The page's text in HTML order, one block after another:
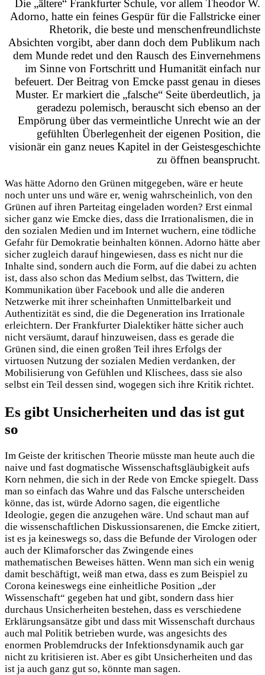
Die „ältere“ Frankfurter Schule, vor allem Theodor W.
Adorno, hatte ein feines Gespür für die Fallstricke einer
Rhetorik, die beste und menschenfreundlichste
Absichten vorgibt, aber dann doch dem Publikum nach
dem Munde redet und den Rausch des Einvernehmens
im Sinne von Fortschritt und Humanität einfach nur
befeuert. Der Beitrag von Emcke passt genau in dieses
Muster. Er markiert die „falsche“ Seite überdeutlich, ja
geradezu polemisch, berauscht sich ebenso an der
Empörung über das vermeintliche Unrecht wie an der
gefühlten Überlegenheit der eigenen Position, die
visionär ein ganz neues Kapitel in der Geistesgeschichte
zu öffnen beansprucht.
Was hätte Adorno den Grünen mitgegeben, wäre er heute
noch unter uns und wäre er, wenig wahrscheinlich, von den
Grünen auf ihren Parteitag eingeladen worden? Erst einmal
sicher ganz wie Emcke dies, dass die Irrationalismen, die in
den sozialen Medien und im Internet wuchern, eine tödliche
Gefahr für Demokratie beinhalten können. Adorno hätte aber
sicher zugleich darauf hingewiesen, dass es nicht nur die
Inhalte sind, sondern auch die Form, auf die dabei zu achten
ist, dass also schon das Medium selbst, das Twittern, die
Kommunikation über Facebook und alle die anderen
Netzwerke mit ihrer scheinhaften Unmittelbarkeit und
Authentizität es sind, die die Degeneration ins Irrationale
erleichtern. Der Frankfurter Dialektiker hätte sicher auch
nicht versäumt, darauf hinzuweisen, dass es gerade die
Grünen sind, die einen großen Teil ihres Erfolgs der
virtuosen Nutzung der sozialen Medien verdanken, der
Mobilisierung von Gefühlen und Klischees, dass sie also
selbst ein Teil dessen sind, wogegen sich ihre Kritik richtet.
Es gibt Unsicherheiten und das ist gut
so
Im Geiste der kritischen Theorie müsste man heute auch die
naive und fast dogmatische Wissenschaftsgläubigkeit aufs
Korn nehmen, die sich in der Rede von Emcke spiegelt. Dass
man so einfach das Wahre und das Falsche unterscheiden
könne, das ist, würde Adorno sagen, die eigentliche
Ideologie, gegen die anzugehen wäre. Und schaut man auf
die wissenschaftlichen Diskussionsarenen, die Emcke zitiert,
ist es ja keineswegs so, dass die Befunde der Virologen oder
auch der Klimaforscher das Zwingende eines
mathematischen Beweises hätten. Wenn man sich ein wenig
damit beschäftigt, weiß man etwa, dass es zum Beispiel zu
Corona keineswegs eine einheitliche Position „der
Wissenschaft“ gegeben hat und gibt, sondern dass hier
durchaus Unsicherheiten bestehen, dass es verschiedene
Erklärungsansätze gibt und dass mit Wissenschaft durchaus
auch mal Politik betrieben wurde, was angesichts des
enormen Problemdrucks der Infektionsdynamik auch gar
nicht zu kritisieren ist. Aber es gibt Unsicherheiten und das
ist ja auch ganz gut so, könnte man sagen.